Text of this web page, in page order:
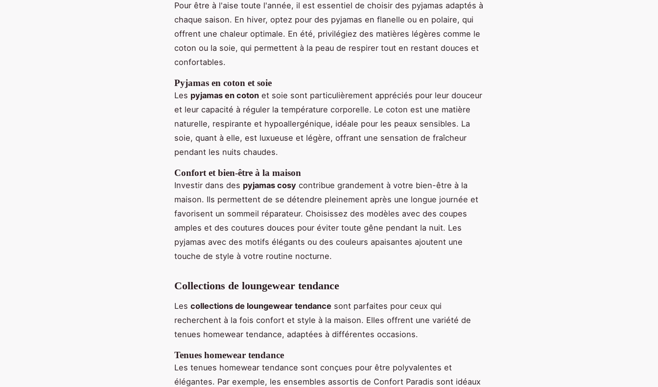
Pour être à l'aise toute l'année, il est essentiel de choisir des pyjamas adaptés à
chaque saison. En hiver, optez pour des pyjamas en flanelle ou en polaire, qui
offrent une chaleur optimale. En été, privilégiez des matières légères comme le
coton ou la soie, qui permettent à la peau de respirer tout en restant douces et
confortables.
Pyjamas en coton et soie
Les pyjamas en coton et soie sont particulièrement appréciés pour leur douceur
et leur capacité à réguler la température corporelle. Le coton est une matière
naturelle, respirante et hypoallergénique, idéale pour les peaux sensibles. La
soie, quant à elle, est luxueuse et légère, offrant une sensation de fraîcheur
pendant les nuits chaudes.
Confort et bien-être à la maison
Investir dans des pyjamas cosy contribue grandement à votre bien-être à la
maison. Ils permettent de se détendre pleinement après une longue journée et
favorisent un sommeil réparateur. Choisissez des modèles avec des coupes
amples et des coutures douces pour éviter toute gêne pendant la nuit. Les
pyjamas avec des motifs élégants ou des couleurs apaisantes ajoutent une
touche de style à votre routine nocturne.
Collections de loungewear tendance
Les collections de loungewear tendance sont parfaites pour ceux qui
recherchent à la fois confort et style à la maison. Elles offrent une variété de
tenues homewear tendance, adaptées à différentes occasions.
Tenues homewear tendance
Les tenues homewear tendance sont conçues pour être polyvalentes et
élégantes. Par exemple, les ensembles assortis de Confort Paradis sont idéaux